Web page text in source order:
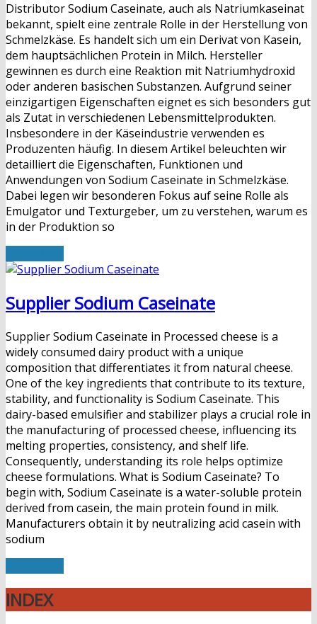
Distributor Sodium Caseinate, auch als Natriumkaseinat
bekannt, spielt eine zentrale Rolle in der Herstellung von
Schmelzkäse. Es handelt sich um ein Derivat von Kasein,
dem hauptsächlichen Protein in Milch. Hersteller
gewinnen es durch eine Reaktion mit Natriumhydroxid
oder anderen basischen Substanzen. Aufgrund seiner
einzigartigen Eigenschaften eignet es sich besonders gut
als Zutat in verschiedenen Lebensmittelprodukten.
Insbesondere in der Käseindustrie verwenden es
Produzenten häufig. In diesem Artikel beleuchten wir
detailliert die Eigenschaften, Funktionen und
Anwendungen von Sodium Caseinate in Schmelzkäse.
Dabei legen wir besonderen Fokus auf seine Rolle als
Emulgator und Texturgeber, um zu verstehen, warum es
in der Produktion so
Supplier Sodium Caseinate
Supplier Sodium Caseinate in Processed cheese is a
widely consumed dairy product with a unique
composition that differentiates it from natural cheese.
One of the key ingredients that contribute to its texture,
stability, and functionality is Sodium Caseinate. This
dairy-based emulsifier and stabilizer plays a crucial role in
the manufacturing of processed cheese, influencing its
melting properties, consistency, and shelf life.
Consequently, understanding its role helps optimize
cheese formulations. What is Sodium Caseinate? To
begin with, Sodium Caseinate is a water-soluble protein
derived from casein, the main protein found in milk.
Manufacturers obtain it by neutralizing acid casein with
sodium
INDEX